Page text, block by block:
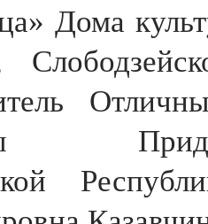
Дома